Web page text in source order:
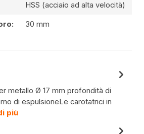
HSS (acciaio ad alta velocità)
30 mm
metallo Ø 17 mm profondità di
di espulsioneLe carotatrici in
più